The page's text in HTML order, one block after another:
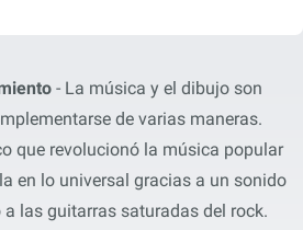
- La música y el dibujo son
de varias maneras.
que revolucionó la música popular
en lo universal gracias a un sonido
las guitarras saturadas del rock.